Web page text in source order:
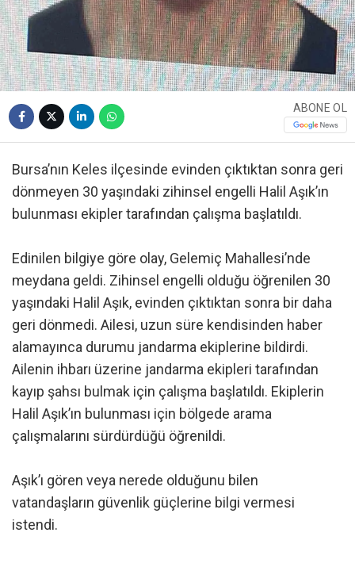
ABONE OL
Bursa’nın Keles ilçesinde evinden çıktıktan sonra geri
dönmeyen 30 yaşındaki zihinsel engelli Halil Aşık’ın
bulunması ekipler tarafından çalışma başlatıldı.
Edinilen bilgiye göre olay, Gelemiç Mahallesi’nde
meydana geldi. Zihinsel engelli olduğu öğrenilen 30
yaşındaki Halil Aşık, evinden çıktıktan sonra bir daha
geri dönmedi. Ailesi, uzun süre kendisinden haber
alamayınca durumu jandarma ekiplerine bildirdi.
Ailenin ihbarı üzerine jandarma ekipleri tarafından
kayıp şahsı bulmak için çalışma başlatıldı. Ekiplerin
Halil Aşık’ın bulunması için bölgede arama
çalışmalarını sürdürdüğü öğrenildi.
Aşık’ı gören veya nerede olduğunu bilen
vatandaşların güvenlik güçlerine bilgi vermesi
istendi.